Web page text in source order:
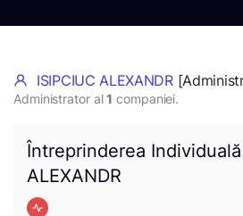
ISIPCIUC ALEXANDR
Administrator al1 companiei.
Întreprinderea Individuală
ALEXANDR